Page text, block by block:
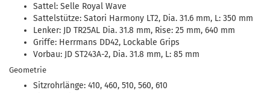
Sattel: Selle Royal Wave
Sattelstütze: Satori Harmony LT2, Dia. 31.6 mm, L: 350 mm
Lenker: JD TR25AL Dia. 31.8 mm, Rise: 25 mm, 640 mm
Griffe: Herrmans DD42, Lockable Grips
Vorbau: JD ST243A-2, Dia. 31.8 mm, L: 85 mm
Geometrie
Sitzrohrlänge: 410, 460, 510, 560, 610